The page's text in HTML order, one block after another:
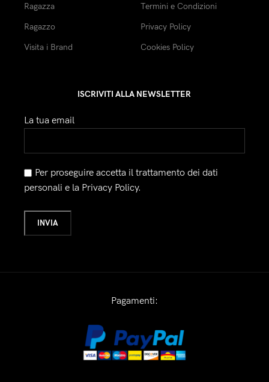
Ragazza
Ragazzo
Visita i Brand
Termini e Condizioni
Privacy Policy
Cookies Policy
ISCRIVITI ALLA NEWSLETTER
La tua email
Per proseguire accetta il trattamento dei dati
personali e la Privacy Policy.
Pagamenti: